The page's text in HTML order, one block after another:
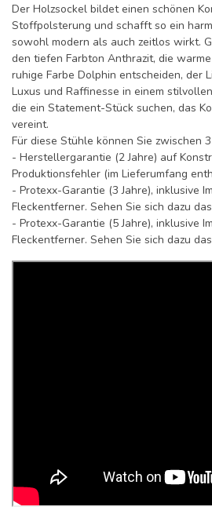
Der Holzsockel bildet einen schönen
Stoffpolsterung und schafft so ein
sowohl modern als auch zeitlos wirkt.
den tiefen Farbton Anthrazit, die
ruhige Farbe Dolphin entscheiden, der
Luxus und Raffinesse in einem
die ein Statement-Stück suchen, das
vereint.
Für diese Stühle können Sie zwischen
- Herstellergarantie (2 Jahre) auf
Produktionsfehler (im Lieferumfang
- Protexx-Garantie (3 Jahre), inklusive
Fleckentferner. Sehen Sie sich dazu
- Protexx-Garantie (5 Jahre), inklusive
Fleckentferner. Sehen Sie sich dazu